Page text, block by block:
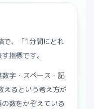
、「1分間にどれ
指標です。
字・スペース・記
えるという考え方が
数をかぞえている